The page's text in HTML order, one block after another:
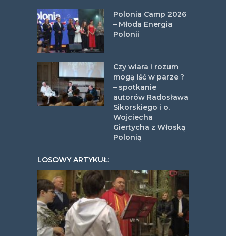
Polonia Camp 2026
– Młoda Energia
Polonii
Czy wiara i rozum
mogą iść w parze ?
– spotkanie
autorów Radosława
Sikorskiego i o.
Wojciecha
Giertycha z Włoską
Polonią
LOSOWY ARTYKUŁ: